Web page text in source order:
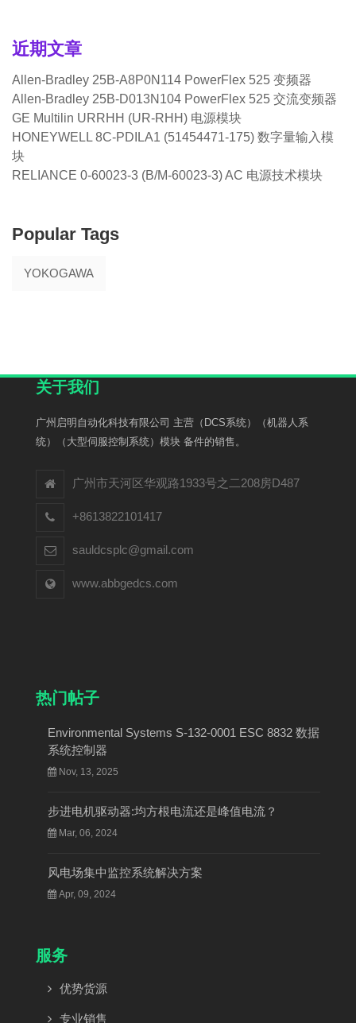
近期文章
Allen-Bradley 25B-A8P0N114 PowerFlex 525 变频器
Allen-Bradley 25B-D013N104 PowerFlex 525 交流变频器
GE Multilin URRHH (UR-RHH) 电源模块
HONEYWELL 8C-PDILA1 (51454471-175) 数字量输入模
块
RELIANCE 0-60023-3 (B/M-60023-3) AC 电源技术模块
Popular Tags
YOKOGAWA
关于我们
广州启明自动化科技有限公司 主营（DCS系统）（机器人系
统）（大型伺服控制系统）模块 备件的销售。
广州市天河区华观路1933号之二208房D487
+8613822101417
sauldcsplc@gmail.com
www.abbgedcs.com
热门帖子
Environmental Systems S-132-0001 ESC 8832 数据
系统控制器
Nov, 13, 2025
步进电机驱动器:均方根电流还是峰值电流？
Mar, 06, 2024
风电场集中监控系统解决方案
Apr, 09, 2024
服务
优势货源
专业销售